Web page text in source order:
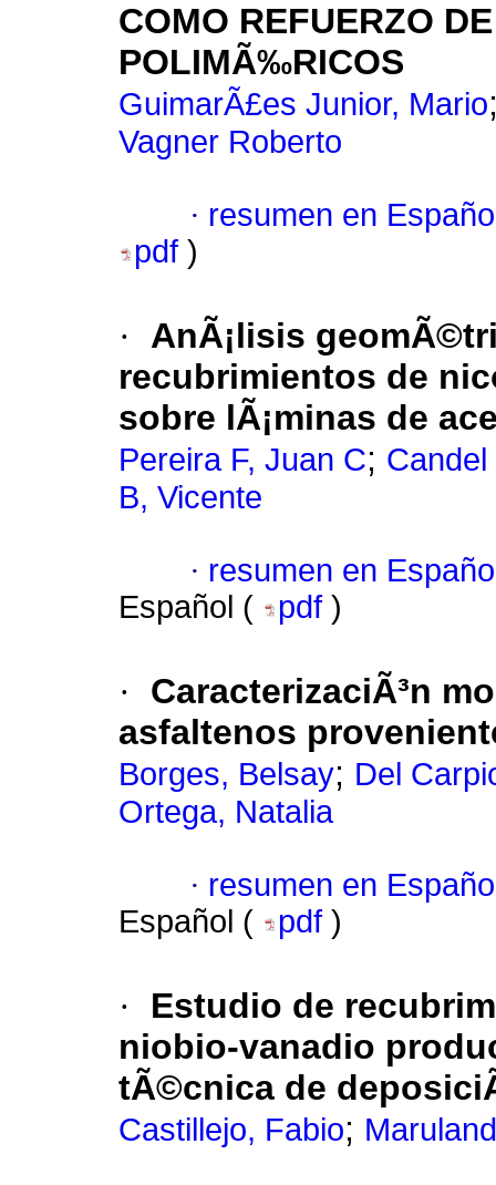
COMO REFUERZO
POLIMÃ‰RICOS
GuimarÃ£es Junior, Mario
Vagner Roberto
· resumen en
pdf )
·
AnÃ¡lisis
recubrimientos de
sobre lÃ¡minas de
Pereira F, Juan C;
B, Vicente
· resumen en
Español (
pdf )
·
CaracterizaciÃ³n
asfaltenos
Borges, Belsay; Del
Ortega, Natalia
· resumen en
Español (
pdf )
·
Estudio de
niobio-vanadio
tÃ©cnica de
Castillejo, Fabio;